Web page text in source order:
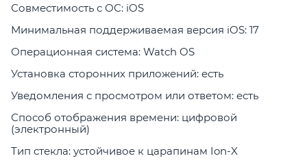
Совместимость с ОС: iOS
Минимальная поддерживаемая версия iOS: 17
Операционная система: Watch OS
Установка сторонних приложений: есть
Уведомления с просмотром или ответом: есть
Способ отображения времени: цифровой
(электронный)
Тип стекла: устойчивое к царапинам Ion-X